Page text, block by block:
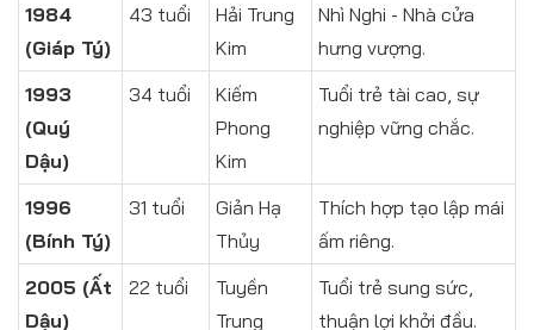
1984
(Giáp Tý)
43 tuổi
Hải Trung
Kim
Nhì Nghi - Nhà cửa
hưng vượng.
1993
(Quý
Dậu)
34 tuổi
Kiếm
Phong
Kim
Tuổi trẻ tài cao, sự
nghiệp vững chắc.
1996
(Bính Tý)
31 tuổi
Giản Hạ
Thủy
Thích hợp tạo lập mái
ấm riêng.
2005 (Ất
Dậu)
22 tuổi
Tuyền
Trung
Tuổi trẻ sung sức,
thuận lợi khởi đầu.